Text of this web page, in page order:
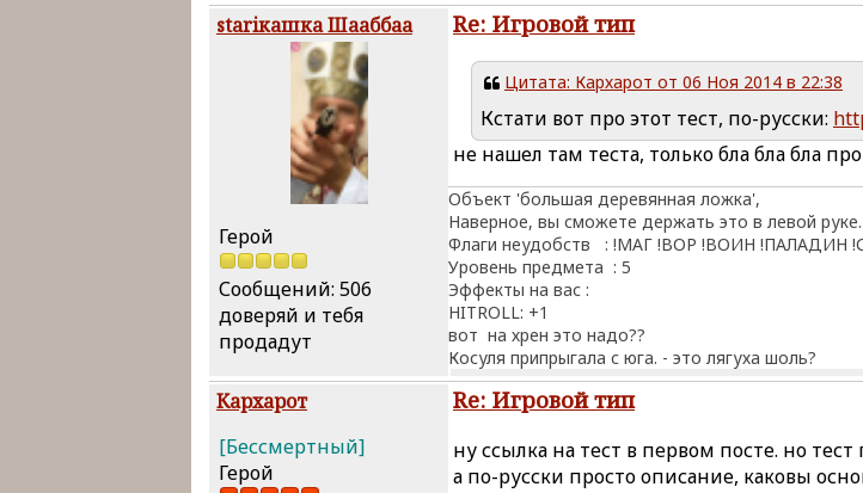
stariкашка Шааббаа
Герой
Сообщений: 506
доверяй и тебя
продадут
Re: Игровой тип
Цитата: Кархарот от 06 Ноя 2014 в 22:38
Кстати вот про этот тест, по-русски:
не нашел там теста, только бла бла бла
Объект 'большая деревянная ложка',
Наверное, вы сможете держать это в левой руке.
Флаги неудобств : !МАГ !ВОР !ВОИН
Уровень предмета : 5
Эффекты на вас :
HITROLL: +1
вот на хрен это надо??
Косуля припрыгала с юга. - это лягуха шоль?
Кархарот
[Бессмертный]
Герой
Re: Игровой тип
ну ссылка на тест в первом посте. но тест
а по-русски просто описание, каковы